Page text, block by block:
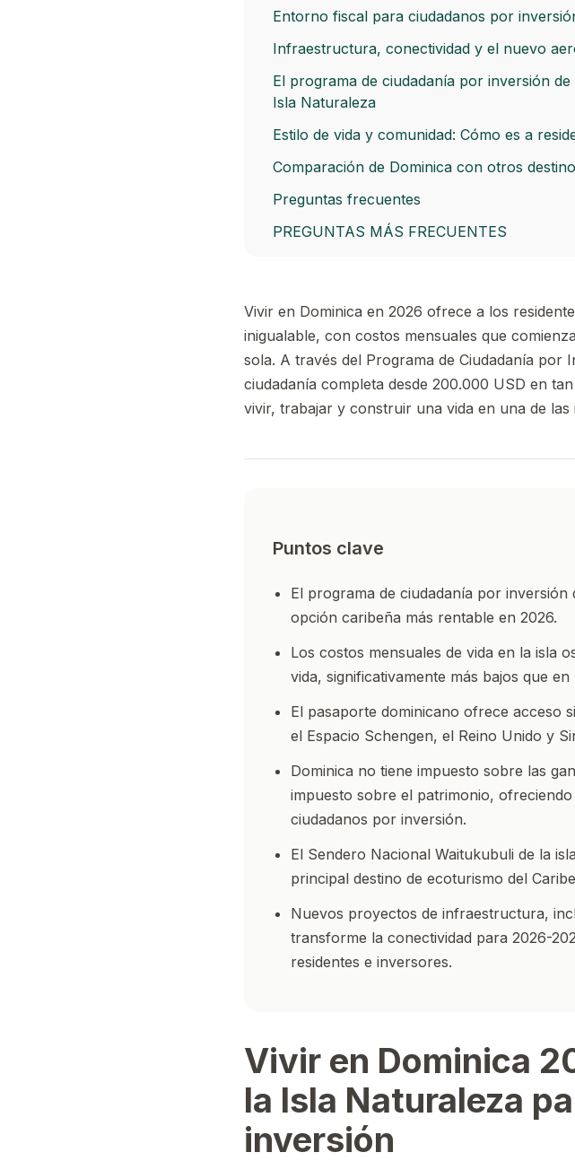
Entorno fiscal para ciudadanos por
Infraestructura, conectividad y el nuevo
El programa de ciudadanía por inversión
Isla Naturaleza
Estilo de vida y comunidad: Cómo es a
Comparación de Dominica con otros
Preguntas frecuentes
PREGUNTAS MÁS FRECUENTES
Vivir en Dominica en 2026 ofrece a los
inigualable, con costos mensuales que
sola. A través del Programa de Ciudadanía por
ciudadanía completa desde 200.000 USD en
vivir, trabajar y construir una vida en una de
Puntos clave
El programa de ciudadanía por
opción caribeña más rentable en 2026.
Los costos mensuales de vida en la isla
vida, significativamente más bajos que
El pasaporte dominicano ofrece acceso
el Espacio Schengen, el Reino Unido y
Dominica no tiene impuesto sobre las
impuesto sobre el patrimonio,
ciudadanos por inversión.
El Sendero Nacional Waitukubuli de la
principal destino de ecoturismo del
Nuevos proyectos de infraestructura,
transforme la conectividad para 2026-
residentes e inversores.
Vivir en Dominica
la Isla Naturaleza
inversión